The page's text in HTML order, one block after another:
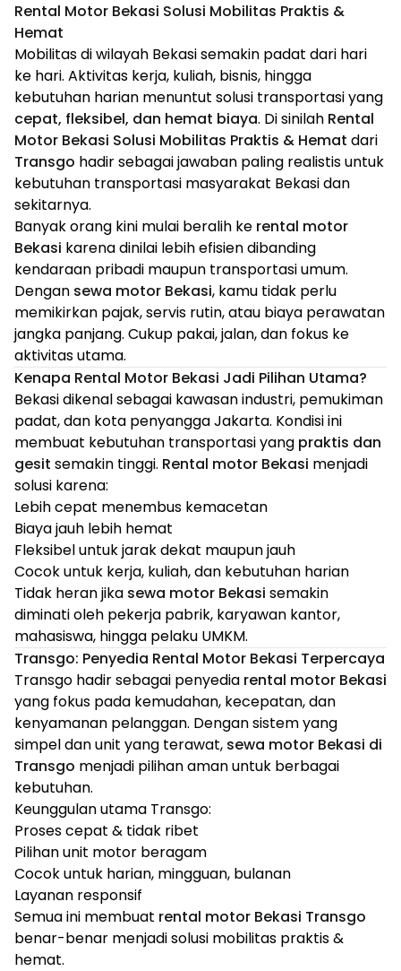
Rental Motor Bekasi Solusi Mobilitas Praktis &
Hemat
Mobilitas di wilayah Bekasi semakin padat dari hari
ke hari. Aktivitas kerja, kuliah, bisnis, hingga
kebutuhan harian menuntut solusi transportasi yang
cepat, fleksibel, dan hemat biaya. Di sinilah Rental
Motor Bekasi Solusi Mobilitas Praktis & Hemat dari
Transgo hadir sebagai jawaban paling realistis untuk
kebutuhan transportasi masyarakat Bekasi dan
sekitarnya.
Banyak orang kini mulai beralih ke rental motor
Bekasi karena dinilai lebih efisien dibanding
kendaraan pribadi maupun transportasi umum.
Dengan sewa motor Bekasi, kamu tidak perlu
memikirkan pajak, servis rutin, atau biaya perawatan
jangka panjang. Cukup pakai, jalan, dan fokus ke
aktivitas utama.
Kenapa Rental Motor Bekasi Jadi Pilihan Utama?
Bekasi dikenal sebagai kawasan industri, pemukiman
padat, dan kota penyangga Jakarta. Kondisi ini
membuat kebutuhan transportasi yang praktis dan
gesit semakin tinggi. Rental motor Bekasi menjadi
solusi karena:
Lebih cepat menembus kemacetan
Biaya jauh lebih hemat
Fleksibel untuk jarak dekat maupun jauh
Cocok untuk kerja, kuliah, dan kebutuhan harian
Tidak heran jika sewa motor Bekasi semakin
diminati oleh pekerja pabrik, karyawan kantor,
mahasiswa, hingga pelaku UMKM.
Transgo: Penyedia Rental Motor Bekasi Terpercaya
Transgo hadir sebagai penyedia rental motor Bekasi
yang fokus pada kemudahan, kecepatan, dan
kenyamanan pelanggan. Dengan sistem yang
simpel dan unit yang terawat, sewa motor Bekasi di
Transgo menjadi pilihan aman untuk berbagai
kebutuhan.
Keunggulan utama Transgo:
Proses cepat & tidak ribet
Pilihan unit motor beragam
Cocok untuk harian, mingguan, bulanan
Layanan responsif
Semua ini membuat rental motor Bekasi Transgo
benar-benar menjadi solusi mobilitas praktis &
hemat.